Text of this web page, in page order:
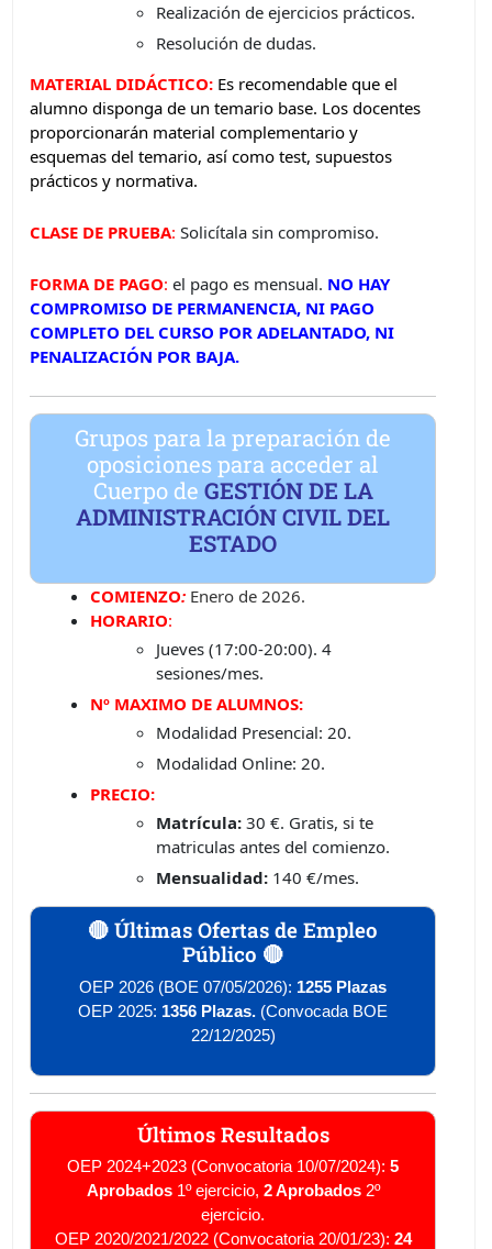
Realización de ejercicios prácticos.
Resolución de dudas.
MATERIAL DIDÁCTICO: Es recomendable que el
alumno disponga de un temario base. Los docentes
proporcionarán material complementario y
esquemas del temario, así como test, supuestos
prácticos y normativa.
CLASE DE PRUEBA: Solicítala sin compromiso.
FORMA DE PAGO: el pago es mensual. NO HAY
COMPROMISO DE PERMANENCIA, NI PAGO
COMPLETO DEL CURSO POR ADELANTADO, NI
PENALIZACIÓN POR BAJA.
Grupos para la preparación de
oposiciones para acceder al
Cuerpo de GESTIÓN DE LA
ADMINISTRACIÓN CIVIL DEL
ESTADO
COMIENZO: Enero de 2026.
HORARIO:
Jueves (17:00-20:00). 4
sesiones/mes.
Nº MAXIMO DE ALUMNOS:
Modalidad Presencial: 20.
Modalidad Online: 20.
PRECIO:
Matrícula: 30 €. Gratis, si te
matriculas antes del comienzo.
Mensualidad: 140 €/mes.
🔴 Últimas Ofertas de Empleo
Público 🔴
OEP 2026 (BOE 07/05/2026): 1255 Plazas
OEP 2025: 1356 Plazas. (Convocada BOE
22/12/2025)
Últimos Resultados
OEP 2024+2023 (Convocatoria 10/07/2024):5
Aprobados1º ejercicio, 2 Aprobados2º
ejercicio.
OEP 2020/2021/2022 (Convocatoria 20/01/23): 24